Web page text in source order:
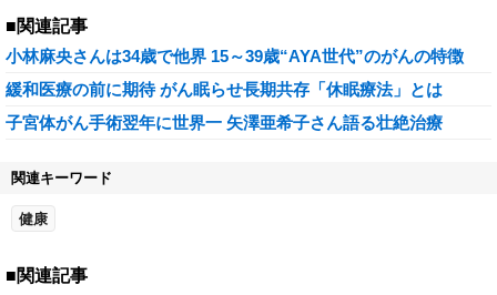
■関連記事
小林麻央さんは34歳で他界 15～39歳“AYA世代”のがんの特徴
緩和医療の前に期待 がん眠らせ長期共存「休眠療法」とは
子宮体がん手術翌年に世界一 矢澤亜希子さん語る壮絶治療
関連キーワード
健康
■関連記事